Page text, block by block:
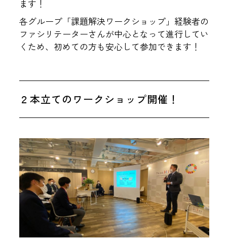
ます！
各グループ「課題解決ワークショップ」経験者の
ファシリテーターさんが中心となって進行してい
くため、初めての方も安心して参加できます！
２本立てのワークショップ開催！